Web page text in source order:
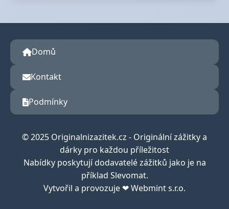
Domů
Kontakt
Podmínky
© 2025 Originalnizazitek.cz - Originální zážitky a
dárky pro každou příležitost
Nabídky poskytují dodavatelé zážitků jako je na
příklad Slevomat.
Vytvořil a provozuje ❤ Webmint s.r.o.